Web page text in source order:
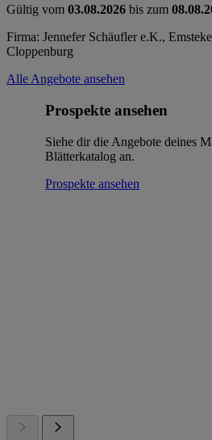
Gültig vom 03.08.2026 bis zum
Firma: Jennefer Schäufler e.K.,
Cloppenburg
Alle Angebote ansehen
Prospekte ansehen
Siehe dir die Angebote deines
Blätterkatalog an.
Prospekte ansehen